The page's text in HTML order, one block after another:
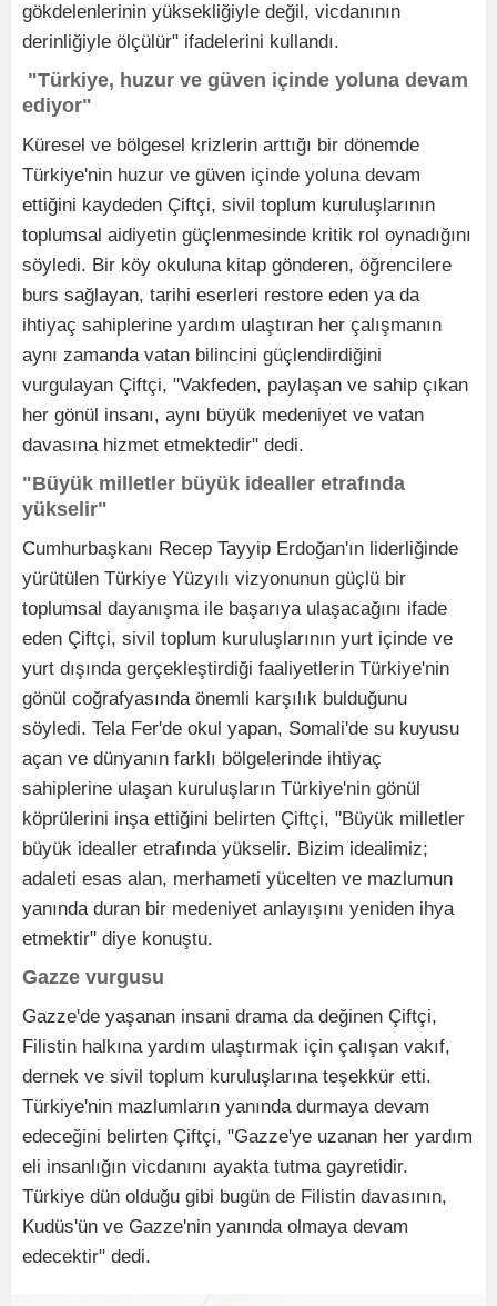
gökdelenlerinin yüksekliğiyle değil, vicdanının
derinliğiyle ölçülür" ifadelerini kullandı.
"Türkiye, huzur ve güven içinde yoluna devam
ediyor"
Küresel ve bölgesel krizlerin arttığı bir dönemde
Türkiye'nin huzur ve güven içinde yoluna devam
ettiğini kaydeden Çiftçi, sivil toplum kuruluşlarının
toplumsal aidiyetin güçlenmesinde kritik rol oynadığını
söyledi. Bir köy okuluna kitap gönderen, öğrencilere
burs sağlayan, tarihi eserleri restore eden ya da
ihtiyaç sahiplerine yardım ulaştıran her çalışmanın
aynı zamanda vatan bilincini güçlendirdiğini
vurgulayan Çiftçi, "Vakfeden, paylaşan ve sahip çıkan
her gönül insanı, aynı büyük medeniyet ve vatan
davasına hizmet etmektedir" dedi.
"Büyük milletler büyük idealler etrafında
yükselir"
Cumhurbaşkanı Recep Tayyip Erdoğan'ın liderliğinde
yürütülen Türkiye Yüzyılı vizyonunun güçlü bir
toplumsal dayanışma ile başarıya ulaşacağını ifade
eden Çiftçi, sivil toplum kuruluşlarının yurt içinde ve
yurt dışında gerçekleştirdiği faaliyetlerin Türkiye'nin
gönül coğrafyasında önemli karşılık bulduğunu
söyledi. Tela Fer'de okul yapan, Somali'de su kuyusu
açan ve dünyanın farklı bölgelerinde ihtiyaç
sahiplerine ulaşan kuruluşların Türkiye'nin gönül
köprülerini inşa ettiğini belirten Çiftçi, "Büyük milletler
büyük idealler etrafında yükselir. Bizim idealimiz;
adaleti esas alan, merhameti yücelten ve mazlumun
yanında duran bir medeniyet anlayışını yeniden ihya
etmektir" diye konuştu.
Gazze vurgusu
Gazze'de yaşanan insani drama da değinen Çiftçi,
Filistin halkına yardım ulaştırmak için çalışan vakıf,
dernek ve sivil toplum kuruluşlarına teşekkür etti.
Türkiye'nin mazlumların yanında durmaya devam
edeceğini belirten Çiftçi, "Gazze'ye uzanan her yardım
eli insanlığın vicdanını ayakta tutma gayretidir.
Türkiye dün olduğu gibi bugün de Filistin davasının,
Kudüs'ün ve Gazze'nin yanında olmaya devam
edecektir" dedi.